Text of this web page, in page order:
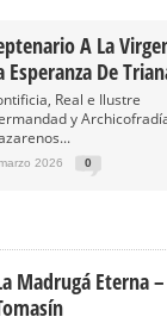
A La
Esperanza De
Real e Ilustre
y
2026 0
Madrugá Eterna –